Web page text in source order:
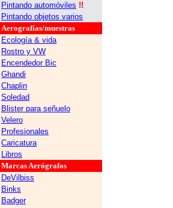
Pintando automóviles !!
Pintando objetos varios
Aerografías/muestras
Ecología & vida
Rostro y VW
Encendedor Bic
Ghandi
Chaplin
Soledad
Blister para señuelo
Velero
Profesionales
Caricatura
Libros
Marcas Aerógrafos
DeVilbiss
Binks
Badger